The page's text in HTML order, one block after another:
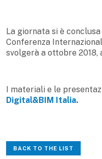
La giornata si è
Conferenza
svolgerà a ottobre 2018,
I materiali e le
Digital&BIM Italia.
BACK TO THE LIST